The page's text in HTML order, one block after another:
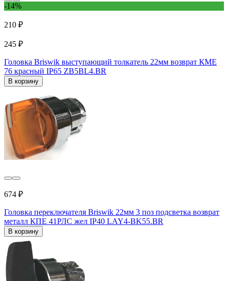
-14%
210 ₽
245 ₽
Головка Briswik выступающий толкатель 22мм возврат КМЕ
76 красный IP65 ZB5BL4.BR
В корзину
674 ₽
Головка переключателя Briswik 22мм 3 поз подсветка возврат
металл КПЕ 41РЛС жел IP40 LAY4-BK55.BR
В корзину